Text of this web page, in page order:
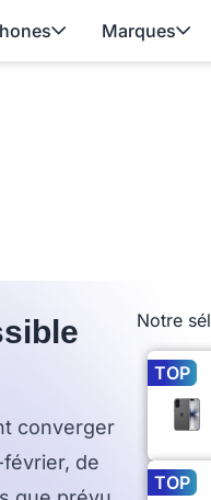
Marques
converger
de
Notre
TOP
TOP